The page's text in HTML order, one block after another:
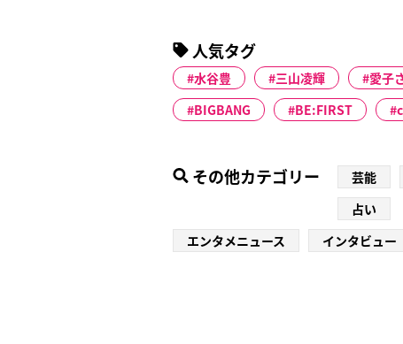
人気タグ
水谷豊 三山凌輝 愛子
BIGBANG
BE:FIRST
その他カテゴリー 芸能
占い
エンタメニュース
インタビュー